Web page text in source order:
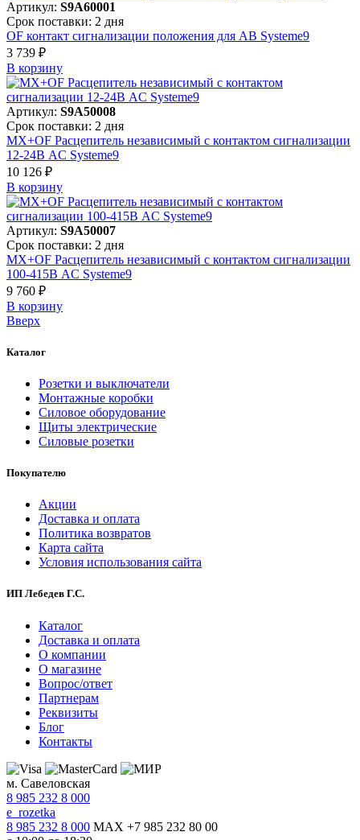
Артикул: S9A60001
Срок поставки: 2 дня
OF контакт сигнализации положения для АВ Systeme9
3 739 ₽
В корзинy
Артикул: S9A50008
Срок поставки: 2 дня
MX+OF Расцепитель независимый с контактом сигнализации
12-24В AC Systeme9
10 126 ₽
В корзинy
Артикул: S9A50007
Срок поставки: 2 дня
MX+OF Расцепитель независимый с контактом сигнализации
100-415В AC Systeme9
9 760 ₽
В корзинy
Вверх
Каталог
Розетки и выключатели
Монтажные коробки
Силовое оборудование
Щиты электрические
Силовые розетки
Покупателю
Акции
Доставка и оплата
Политика возвратов
Карта сайта
Условия использования сайта
ИП Лебедев Г.С.
Каталог
Доставка и оплата
О компании
О магазине
Вопрос/ответ
Партнерам
Реквизиты
Блог
Контакты
м. Савеловская
8 985 232 8 000
e_rozetka
8 985 232 8 000 MAX +7 985 232 80 00